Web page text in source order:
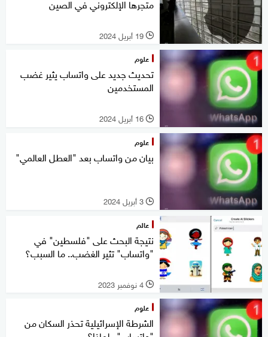
متجرها الإلكتروني في الصين
l 19 أبريل 2024
علوم
تحديث جديد على واتساب يثير غضب
المستخدمين
l 16 أبريل 2024
علوم
بيان من واتساب بعد "العطل العالمي"
l 3 أبريل 2024
عالم
نتيجة البحث على "فلسطين" في
"واتساب" تثير الغضب.. ما السبب؟
l 4 نوفمبر 2023
علوم
الشرطة الإسرائيلية تحذر السكان من